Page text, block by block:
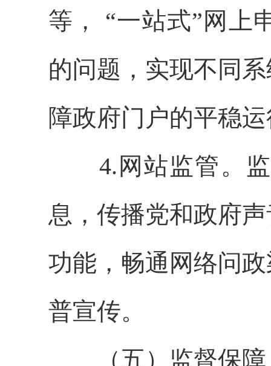
等， “一站式”网上
的问题，实现不同
障政府门户的平稳
4.网站监管。监
息，传播党和政府
功能，畅通网络问
普宣传。
（五）监督保障